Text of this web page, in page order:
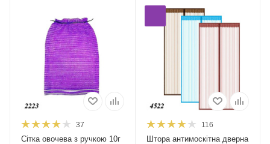
37
Сітка овочева з ручкою 10г
116
Штора антимоскітна дверна